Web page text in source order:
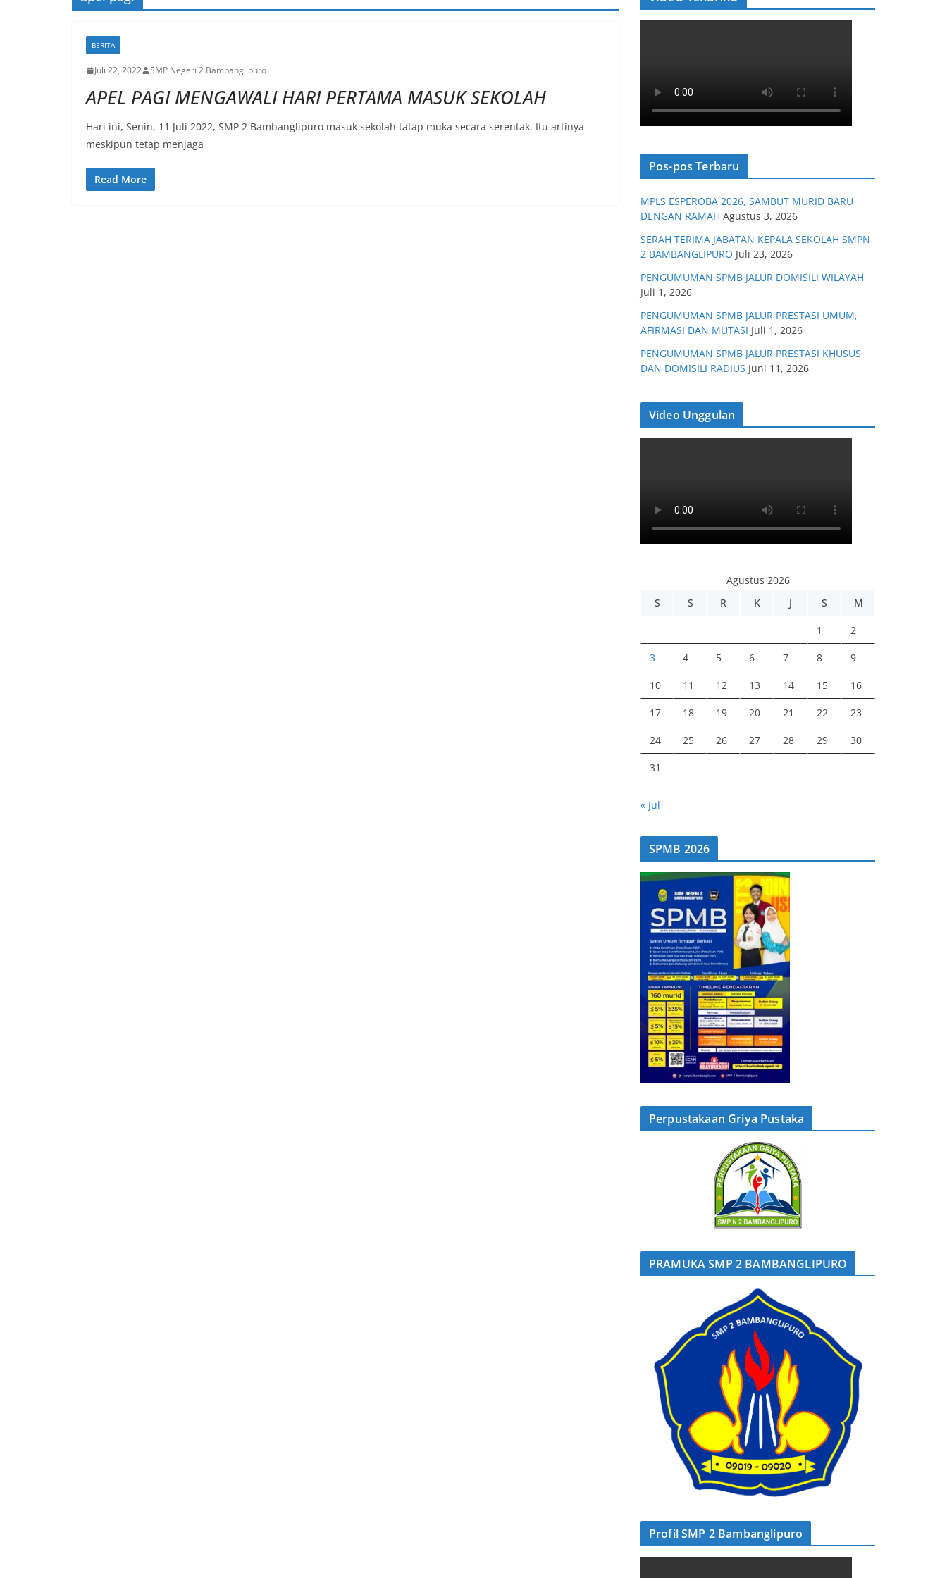
BERITA
Juli 22, 2022 SMP Negeri 2 Bambanglipuro
APEL PAGI MENGAWALI HARI PERTAMA MASUK SEKOLAH
Hari ini, Senin, 11 Juli 2022, SMP 2 Bambanglipuro masuk sekolah tatap muka secara serentak. Itu artinya
meskipun tetap menjaga
Read More
Pos-pos Terbaru
MPLS ESPEROBA 2026, SAMBUT MURID BARU
DENGAN RAMAH Agustus 3, 2026
SERAH TERIMA JABATAN KEPALA SEKOLAH SMPN
2 BAMBANGLIPURO Juli 23, 2026
PENGUMUMAN SPMB JALUR DOMISILI WILAYAH
Juli 1, 2026
PENGUMUMAN SPMB JALUR PRESTASI UMUM,
AFIRMASI DAN MUTASI Juli 1, 2026
PENGUMUMAN SPMB JALUR PRESTASI KHUSUS
DAN DOMISILI RADIUS Juni 11, 2026
Video Unggulan
Agustus 2026
S
S R K J S M
1 2
3 4 5 6 7 8 9
10 11 12 13 14 15 16
17 18 19 20 21 22 23
24 25 26 27 28 29 30
31
« Jul
SPMB 2026
Perpustakaan Griya Pustaka
PRAMUKA SMP 2 BAMBANGLIPURO
Profil SMP 2 Bambanglipuro